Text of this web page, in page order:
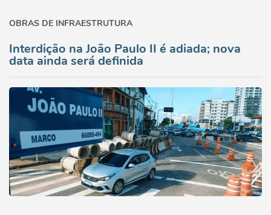
OBRAS DE INFRAESTRUTURA
Interdição na João Paulo II é adiada; nova
data ainda será definida